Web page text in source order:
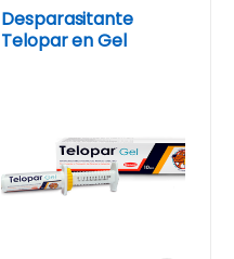
Desparasitante
Telopar en Gel